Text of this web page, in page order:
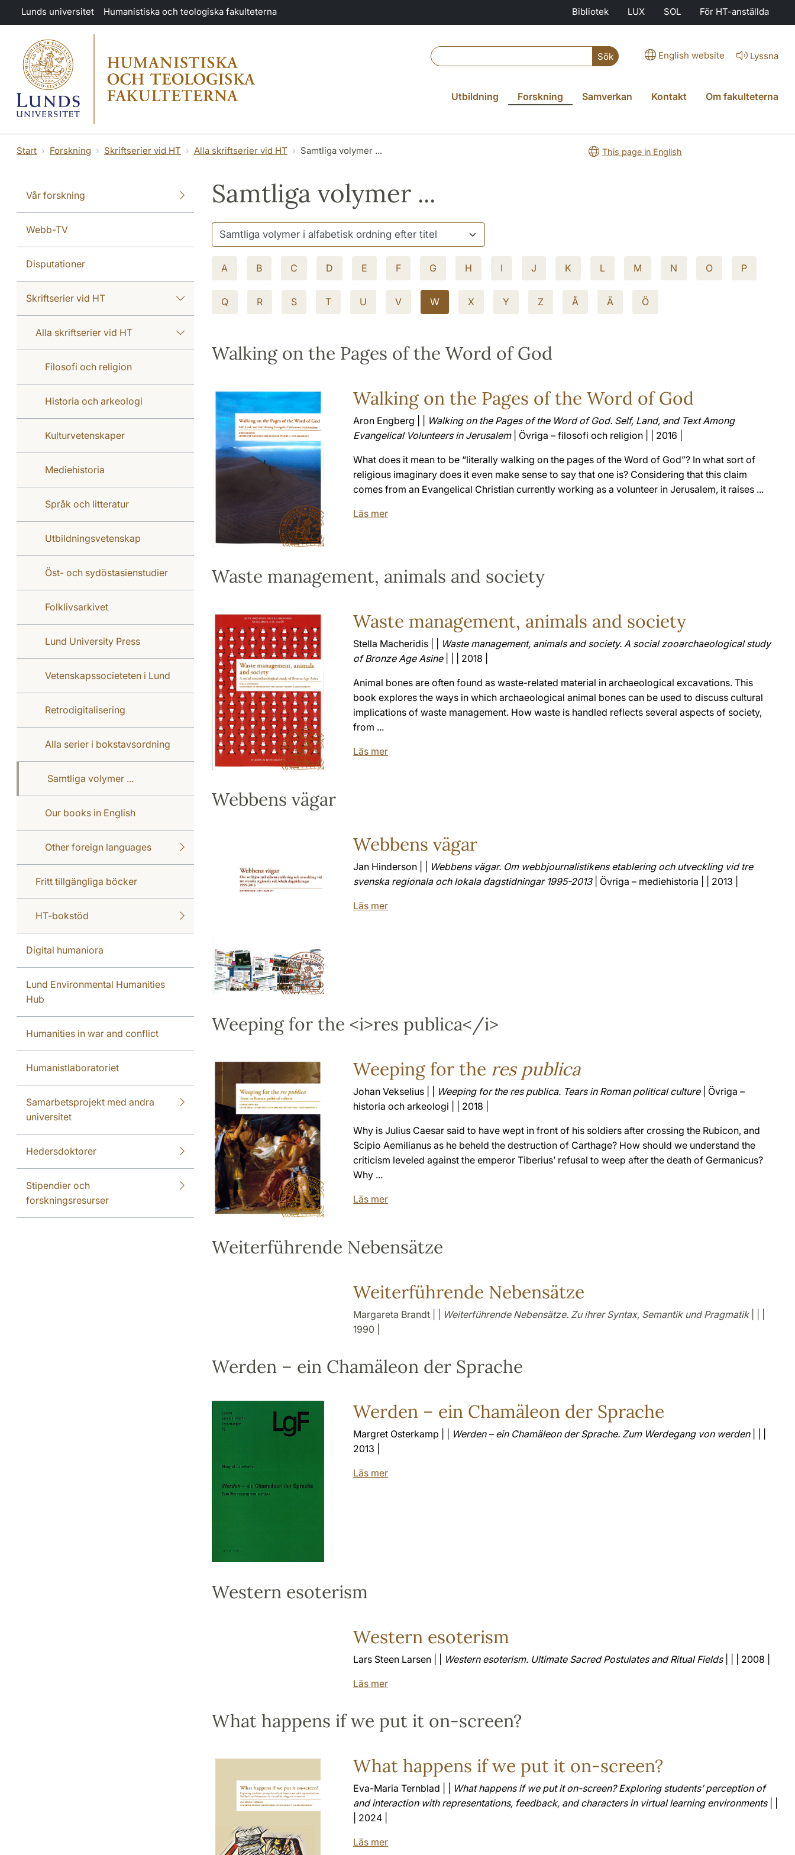
Hoppa till huvudinnehåll
Lunds universitet Humanistiska och teologiska fakulteterna Bibliotek LUX SOL För HT-anställda
Sök English website Lyssna
Utbildning Forskning Samverkan Kontakt Om fakulteterna
Start Forskning Skriftserier vid HT Alla skriftserier vid HT Samtliga volymer ... This page in English
Vår forskning
Webb-TV
Disputationer
Skriftserier vid HT
Alla skriftserier vid HT
Filosofi och religion
Historia och arkeologi
Kulturvetenskaper
Mediehistoria
Språk och litteratur
Utbildningsvetenskap
Öst- och sydöstasienstudier
Folklivsarkivet
Lund University Press
Vetenskapssocieteten i Lund
Retrodigitalisering
Alla serier i bokstavsordning
Samtliga volymer ...
Our books in English
Other foreign languages
Fritt tillgängliga böcker
HT-bokstöd
Digital humaniora
Lund Environmental Humanities
Hub
Humanities in war and conflict
Humanistlaboratoriet
Samarbetsprojekt med andra
universitet
Hedersdoktorer
Stipendier och
forskningsresurser
Samtliga volymer ...
A B C D E F G H I J K L M N O P
Q R S T U V W X Y Z Å Ä Ö
Walking on the Pages of the Word of God
Walking on the Pages of the Word of God
Aron Engberg | |
Walking on the Pages of the Word of God. Self, Land, and Text Among
Evangelical Volunteers in Jerusalem| Övriga – filosofi och religion | | 2016 |
What does it mean to be “literally walking on the pages of the Word of God”? In what sort of
religious imaginary does it even make sense to say that one is? Considering that this claim
comes from an Evangelical Christian currently working as a volunteer in Jerusalem, it raises ...
Läs mer
Waste management, animals and society
Waste management, animals and society
Stella Macheridis | |
Waste management, animals and society. A social zooarchaeological study
of Bronze Age Asine| | | 2018 |
Animal bones are often found as waste-related material in archaeological excavations. This
book explores the ways in which archaeological animal bones can be used to discuss cultural
implications of waste management. How waste is handled reflects several aspects of society,
from ...
Läs mer
Webbens vägar
Webbens vägar
Jan Hinderson | |
Webbens vägar. Om webbjournalistikens etablering och utveckling vid tre
svenska regionala och lokala dagstidningar 1995-2013| Övriga – mediehistoria | | 2013 |
Läs mer
Weeping for the <i>res publica</i>
Weeping for the res publica
Johan Vekselius | | Weeping for the res publica. Tears in Roman political culture| Övriga –
historia och arkeologi | | 2018 |
Why is Julius Caesar said to have wept in front of his soldiers after crossing the Rubicon, and
Scipio Aemilianus as he beheld the destruction of Carthage? How should we understand the
criticism leveled against the emperor Tiberius’ refusal to weep after the death of Germanicus?
Why ...
Läs mer
Weiterführende Nebensätze
Weiterführende Nebensätze
Margareta Brandt | | Weiterführende Nebensätze. Zu ihrer Syntax, Semantik und Pragmatik| | |
1990 |
Werden – ein Chamäleon der Sprache
Werden – ein Chamäleon der Sprache
Margret Osterkamp | | Werden – ein Chamäleon der Sprache. Zum Werdegang von werden| | |
2013 |
Läs mer
Western esoterism
Western esoterism
Lars Steen Larsen | | Western esoterism. Ultimate Sacred Postulates and Ritual Fields| | | 2008 |
Läs mer
What happens if we put it on-screen?
What happens if we put it on-screen?
Eva-Maria Ternblad | |
What happens if we put it on-screen? Exploring students’ perception of
and interaction with representations, feedback, and characters in virtual learning environments| |
| 2024 |
Läs mer